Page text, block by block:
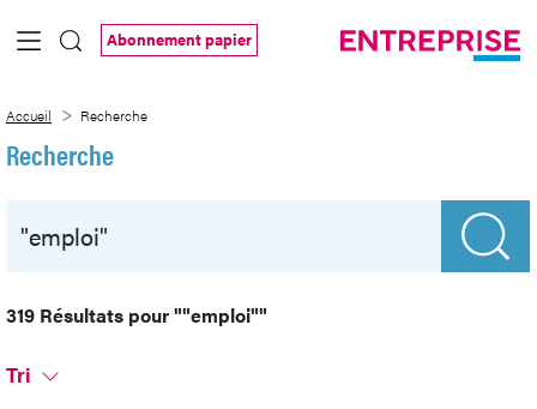
Saut au contenu principal
Abonnement papier
Accueil Recherche
Recherche
319 Résultats pour""emploi""
Tri